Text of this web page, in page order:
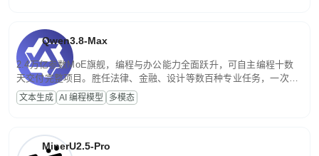
Qwen3.8-Max
2.4万亿参数MoE旗舰，编程与办公能力全面跃升，可自主编程十数
天交付完整项目。胜任法律、金融、设计等数百种专业任务，一次对
话端到端交付生产级成果。原生视觉理解贯穿规划、执行与验证全流
程，支持超长文档与长视频的深度语义解析。长程任务中自主规划与
文本生成 AI 编程模型 多模态
MinerU2.5-Pro